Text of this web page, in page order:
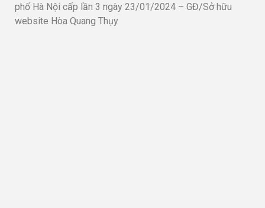
phố Hà Nội cấp lần 3 ngày 23/01/2024 – GĐ/Sở hữu
website Hòa Quang Thụy